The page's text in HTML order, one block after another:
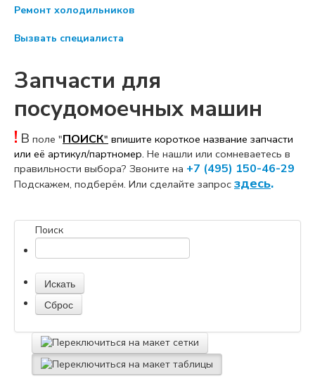
Ремонт холодильников
Вызвать специалиста
Запчасти для
посудомоечных машин
! В поле "ПОИСК" впишите короткое название запчасти
или её артикул/партномер. Не нашли или сомневаетесь в
правильности выбора? Звоните на +7 (495) 150-46-29
Подскажем, подберём. Или сделайте запрос здесь.
Поиск